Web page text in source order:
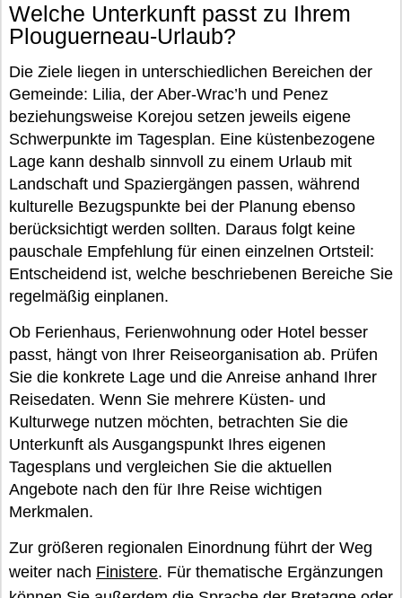
Welche Unterkunft passt zu Ihrem
Plouguerneau-Urlaub?
Die Ziele liegen in unterschiedlichen Bereichen der
Gemeinde: Lilia, der Aber-Wrac’h und Penez
beziehungsweise Korejou setzen jeweils eigene
Schwerpunkte im Tagesplan. Eine küstenbezogene
Lage kann deshalb sinnvoll zu einem Urlaub mit
Landschaft und Spaziergängen passen, während
kulturelle Bezugspunkte bei der Planung ebenso
berücksichtigt werden sollten. Daraus folgt keine
pauschale Empfehlung für einen einzelnen Ortsteil:
Entscheidend ist, welche beschriebenen Bereiche Sie
regelmäßig einplanen.
Ob Ferienhaus, Ferienwohnung oder Hotel besser
passt, hängt von Ihrer Reiseorganisation ab. Prüfen
Sie die konkrete Lage und die Anreise anhand Ihrer
Reisedaten. Wenn Sie mehrere Küsten- und
Kulturwege nutzen möchten, betrachten Sie die
Unterkunft als Ausgangspunkt Ihres eigenen
Tagesplans und vergleichen Sie die aktuellen
Angebote nach den für Ihre Reise wichtigen
Merkmalen.
Zur größeren regionalen Einordnung führt der Weg
weiter nach Finistere. Für thematische Ergänzungen